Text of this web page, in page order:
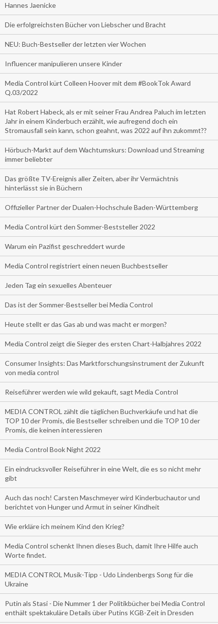
Hannes Jaenicke
Die erfolgreichsten Bücher von Liebscher und Bracht
NEU: Buch-Bestseller der letzten vier Wochen
Influencer manipulieren unsere Kinder
Media Control kürt Colleen Hoover mit dem #BookTok Award
Q.03/2022
Hat Robert Habeck, als er mit seiner Frau Andrea Paluch im letzten
Jahr in einem Kinderbuch erzählt, wie aufregend doch ein
Stromausfall sein kann, schon geahnt, was 2022 auf ihn zukommt??
Hörbuch-Markt auf dem Wachtumskurs: Download und Streaming
immer beliebter
Das größte TV-Ereignis aller Zeiten, aber ihr Vermächtnis
hinterlässt sie in Büchern
Offizieller Partner der Dualen-Hochschule Baden-Württemberg
Media Control kürt den Sommer-Beststeller 2022
Warum ein Pazifist geschreddert wurde
Media Control registriert einen neuen Buchbestseller
Jeden Tag ein sexuelles Abenteuer
Das ist der Sommer-Bestseller bei Media Control
Heute stellt er das Gas ab und was macht er morgen?
Media Control zeigt die Sieger des ersten Chart-Halbjahres 2022
Consumer Insights: Das Marktforschungsinstrument der Zukunft
von media control
Reiseführer werden wie wild gekauft, sagt Media Control
MEDIA CONTROL zählt die täglichen Buchverkäufe und hat die
TOP 10 der Promis, die Bestseller schreiben und die TOP 10 der
Promis, die keinen interessieren
Media Control Book Night 2022
Ein eindrucksvoller Reiseführer in eine Welt, die es so nicht mehr
gibt
Auch das noch! Carsten Maschmeyer wird Kinderbuchautor und
berichtet von Hunger und Armut in seiner Kindheit
Wie erkläre ich meinem Kind den Krieg?
Media Control schenkt Ihnen dieses Buch, damit Ihre Hilfe auch
Worte findet.
MEDIA CONTROL Musik-Tipp - Udo Lindenbergs Song für die
Ukraine
Putin als Stasi - Die Nummer 1 der Politikbücher bei Media Control
enthält spektakuläre Details über Putins KGB-Zeit in Dresden